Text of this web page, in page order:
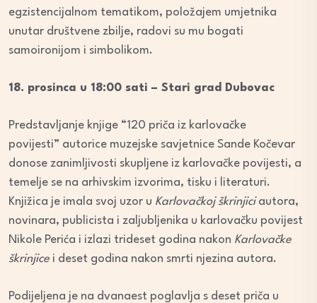
egzistencijalnom tematikom, položajem umjetnika
unutar društvene zbilje, radovi su mu bogati
samoironijom i simbolikom.
18. prosinca u 18:00 sati – Stari grad Dubovac
Predstavljanje knjige “120 priča iz karlovačke
povijesti” autorice muzejske savjetnice Sande Kočevar
donose zanimljivosti skupljene iz karlovačke povijesti, a
temelje se na arhivskim izvorima, tisku i literaturi.
Knjižica je imala svoj uzor u Karlovačkoj škrinjiciautora,
novinara, publicista i zaljubljenika u karlovačku povijest
Nikole Perića i izlazi trideset godina nakon Karlovačke
škrinjice i deset godina nakon smrti njezina autora.
Podijeljena je na dvanaest poglavlja s deset priča u